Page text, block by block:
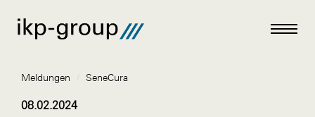
Meldungen / SeneCura
08.02.2024